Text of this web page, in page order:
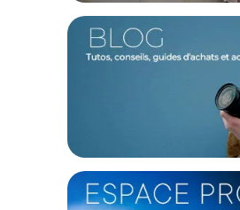
CONTENU DU CARTON
1x Savage fond papier 1,36x11m Egg
Code EAN SAVAGE Savage fond
Fond papier - Achat & prix :
Garantie 2 ans
(1) Offre valable jusqu'au 31 Décembre